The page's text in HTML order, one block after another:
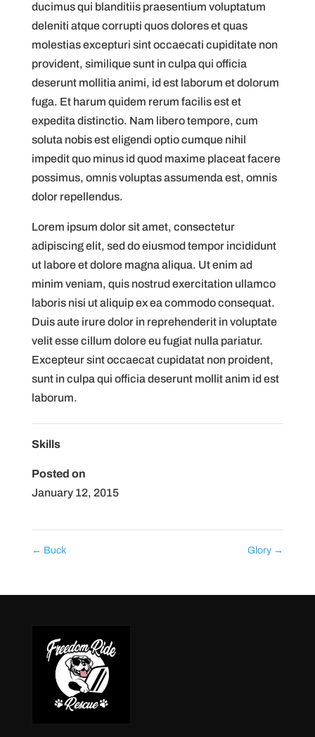
ducimus qui blanditiis praesentium voluptatum
deleniti atque corrupti quos dolores et quas
molestias excepturi sint occaecati cupiditate non
provident, similique sunt in culpa qui officia
deserunt mollitia animi, id est laborum et dolorum
fuga. Et harum quidem rerum facilis est et
expedita distinctio. Nam libero tempore, cum
soluta nobis est eligendi optio cumque nihil
impedit quo minus id quod maxime placeat facere
possimus, omnis voluptas assumenda est, omnis
dolor repellendus.
Lorem ipsum dolor sit amet, consectetur
adipiscing elit, sed do eiusmod tempor incididunt
ut labore et dolore magna aliqua. Ut enim ad
minim veniam, quis nostrud exercitation ullamco
laboris nisi ut aliquip ex ea commodo consequat.
Duis aute irure dolor in reprehenderit in voluptate
velit esse cillum dolore eu fugiat nulla pariatur.
Excepteur sint occaecat cupidatat non proident,
sunt in culpa qui officia deserunt mollit anim id est
laborum.
Skills
Posted on
January 12, 2015
← Buck Glory →